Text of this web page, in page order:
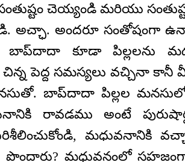
సంతుష్టం చెయ్యండి మరియు
అచ్ఛా. అందరూ సంతోషంగా
బాప్‌దాదా కూడా పిల్లలను
పెద్ద సమస్యలు వచ్చినా కానీ
బాప్‍దాదా పిల్లల
రావడము అంటే
మధువనానికి
పొందారు? మధువనంలో